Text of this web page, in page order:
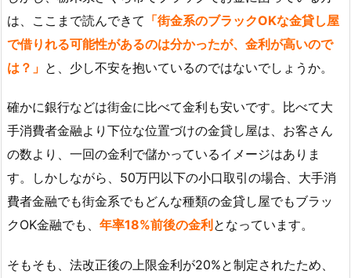
は、ここまで読んできて 「街金系のブラックOKな金貸し屋
で借りれる可能性があるのは分かったが、金利が高いので
は？」 と、少し不安を抱いているのではないでしょうか。
確かに銀行などは街金に比べて金利も安いです。比べて大
手消費者金融より下位な位置づけの金貸し屋は、お客さん
の数より、一回の金利で儲かっているイメージはありま
す。しかしながら、50万円以下の小口取引の場合、大手消
費者金融でも街金系でもどんな種類の金貸し屋でもブラッ
クOK金融でも、 年率18%前後の金利 となっています。
そもそも、法改正後の上限金利が20%と制定されたため、